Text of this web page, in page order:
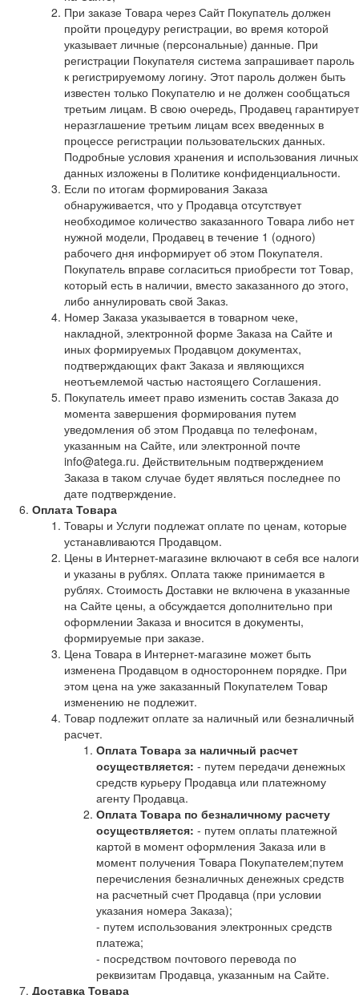
При заказе Товара через Сайт Покупатель должен
пройти процедуру регистрации, во время которой
указывает личные (персональные) данные. При
регистрации Покупателя система запрашивает пароль
к регистрируемому логину. Этот пароль должен быть
известен только Покупателю и не должен сообщаться
третьим лицам. В свою очередь, Продавец гарантирует
неразглашение третьим лицам всех введенных в
процессе регистрации пользовательских данных.
Подробные условия хранения и использования личных
данных изложены в Политике конфиденциальности.
Если по итогам формирования Заказа
обнаруживается, что у Продавца отсутствует
необходимое количество заказанного Товара либо нет
нужной модели, Продавец в течение 1 (одного)
рабочего дня информирует об этом Покупателя.
Покупатель вправе согласиться приобрести тот Товар,
который есть в наличии, вместо заказанного до этого,
либо аннулировать свой Заказ.
Номер Заказа указывается в товарном чеке,
накладной, электронной форме Заказа на Сайте и
иных формируемых Продавцом документах,
подтверждающих факт Заказа и являющихся
неотъемлемой частью настоящего Соглашения.
Покупатель имеет право изменить состав Заказа до
момента завершения формирования путем
уведомления об этом Продавца по телефонам,
указанным на Сайте, или электронной почте
info@atega.ru. Действительным подтверждением
Заказа в таком случае будет являться последнее по
дате подтверждение.
Оплата Товара
Товары и Услуги подлежат оплате по ценам, которые
устанавливаются Продавцом.
Цены в Интернет-магазине включают в себя все налоги
и указаны в рублях. Оплата также принимается в
рублях. Стоимость Доставки не включена в указанные
на Сайте цены, а обсуждается дополнительно при
оформлении Заказа и вносится в документы,
формируемые при заказе.
Цена Товара в Интернет-магазине может быть
изменена Продавцом в одностороннем порядке. При
этом цена на уже заказанный Покупателем Товар
изменению не подлежит.
Товар подлежит оплате за наличный или безналичный
расчет.
Оплата Товара за наличный расчет
осуществляется: - путем передачи денежных
средств курьеру Продавца или платежному
агенту Продавца.
Оплата Товара по безналичному расчету
осуществляется: - путем оплаты платежной
картой в момент оформления Заказа или в
момент получения Товара Покупателем;путем
перечисления безналичных денежных средств
на расчетный счет Продавца (при условии
указания номера Заказа);
- путем использования электронных средств
платежа;
- посредством почтового перевода по
реквизитам Продавца, указанным на Сайте.
Доставка Товара